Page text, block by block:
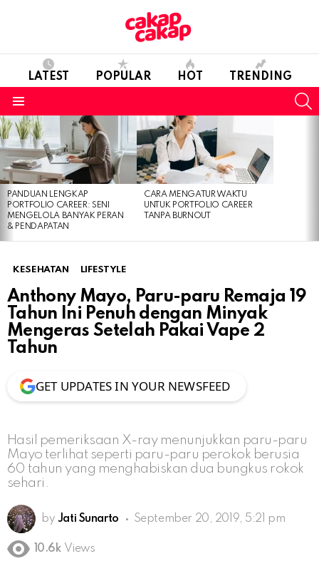
LATEST POPULAR HOT TRENDING
LATEST
STORIES
PANDUAN LENGKAP
PORTFOLIO CAREER: SENI
MENGELOLA BANYAK PERAN
& PENDAPATAN
CARA MENGATUR WAKTU
UNTUK PORTFOLIO CAREER
TANPA BURNOUT
KESEHATAN LIFESTYLE
Anthony Mayo, Paru-paru Remaja 19
Tahun Ini Penuh dengan Minyak
Mengeras Setelah Pakai Vape 2
Tahun
GET UPDATES IN YOUR NEWSFEED
Hasil pemeriksaan X-ray menunjukkan paru-paru
Mayo terlihat seperti paru-paru perokok berusia
60 tahun yang menghabiskan dua bungkus rokok
sehari.
by Jati Sunarto September 20, 2019, 5:21 pm
10.6k Views